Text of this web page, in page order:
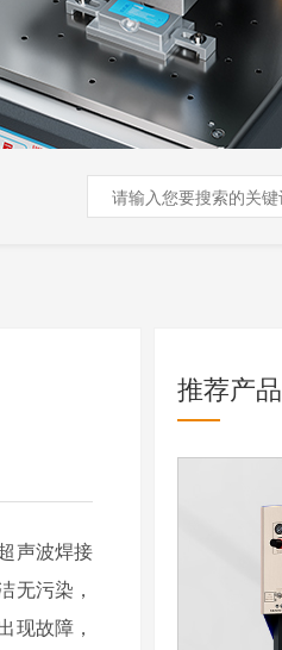
声波焊接
无污染，
现故障，
推荐产品